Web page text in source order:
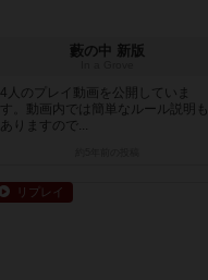
藪の中 新版
4人のプレイ動画を公開していま
す。動画内では簡単なルール説明も
ありますので...
リプレイ